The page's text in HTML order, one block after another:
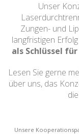
Unser
Zungen- und
langfristigen
als Schlüssel
Lesen Sie gerne
über uns, das
Unsere